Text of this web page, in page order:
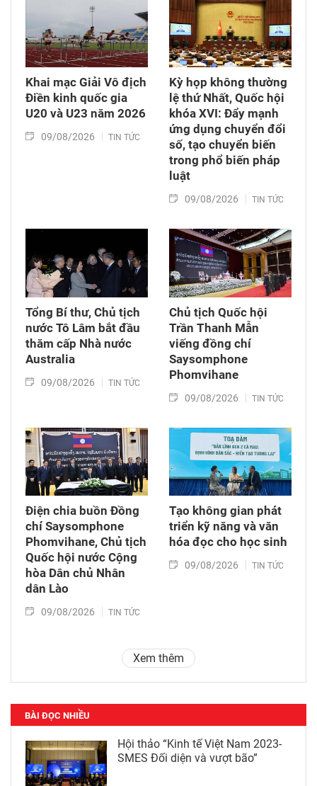
Khai mạc Giải Vô địch
Điền kinh quốc gia
U20 và U23 năm 2026
09/08/2026 TIN TỨC
Kỳ họp không thường
lệ thứ Nhất, Quốc hội
khóa XVI: Đẩy mạnh
ứng dụng chuyển đổi
số, tạo chuyển biến
trong phổ biến pháp
luật
09/08/2026 TIN TỨC
Tổng Bí thư, Chủ tịch
nước Tô Lâm bắt đầu
thăm cấp Nhà nước
Australia
09/08/2026 TIN TỨC
Chủ tịch Quốc hội
Trần Thanh Mẫn
viếng đồng chí
Saysomphone
Phomvihane
09/08/2026 TIN TỨC
Điện chia buồn Đồng
chí Saysomphone
Phomvihane, Chủ tịch
Quốc hội nước Cộng
hòa Dân chủ Nhân
dân Lào
09/08/2026 TIN TỨC
Tạo không gian phát
triển kỹ năng và văn
hóa đọc cho học sinh
09/08/2026 TIN TỨC
Xem thêm
BÀI ĐỌC NHIỀU
Hội thảo “Kinh tế Việt Nam 2023-
SMES Đối diện và vượt bão”